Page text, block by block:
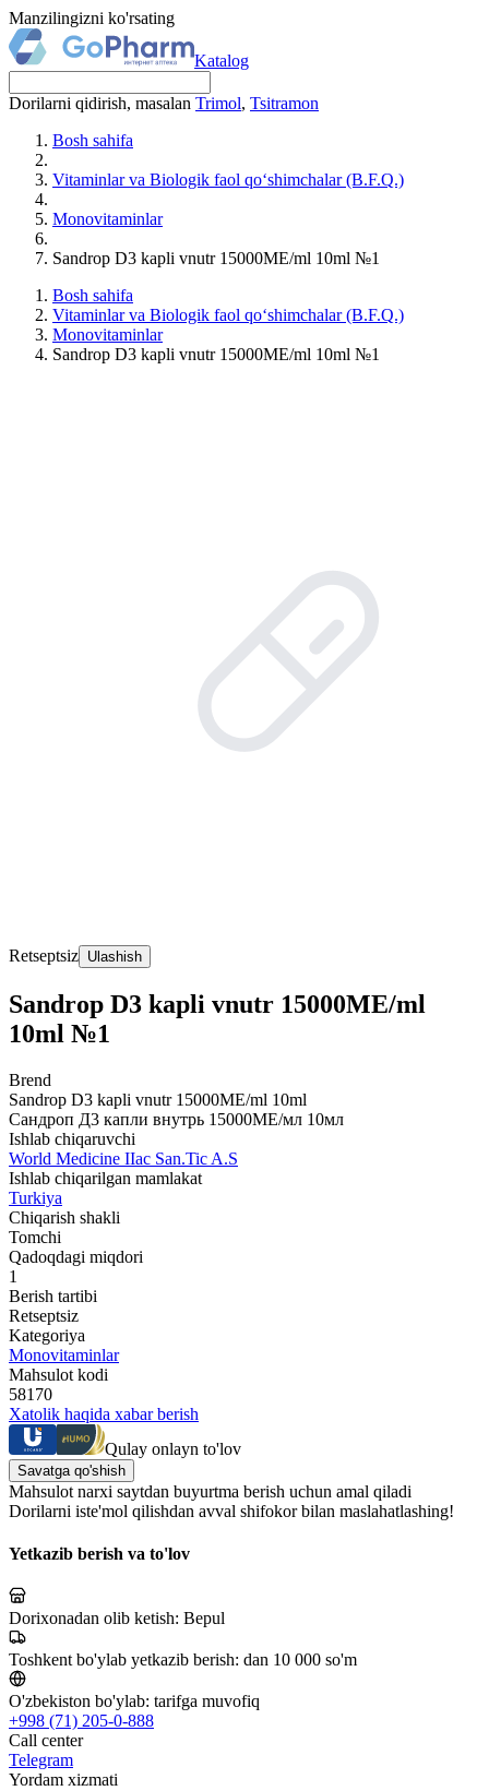
Manzilingizni ko'rsating
Katalog
Dorilarni qidirish, masalan Trimol, Tsitramon
Bosh sahifa
Vitaminlar va Biologik faol qo‘shimchalar (B.F.Q.)
Monovitaminlar
Sandrop D3 kapli vnutr 15000MЕ/ml 10ml №1
Bosh sahifa
Vitaminlar va Biologik faol qo‘shimchalar (B.F.Q.)
Monovitaminlar
Sandrop D3 kapli vnutr 15000MЕ/ml 10ml №1
Retseptsiz Ulashish
Sandrop D3 kapli vnutr 15000MЕ/ml
10ml №1
Brend
Sandrop D3 kapli vnutr 15000MЕ/ml 10ml
Сандроп Д3 капли внутрь 15000МЕ/мл 10мл
Ishlab chiqaruvchi
World Мedicine IIac San.Tic A.S
Ishlab chiqarilgan mamlakat
Turkiya
Chiqarish shakli
Tomchi
Qadoqdagi miqdori
1
Berish tartibi
Retseptsiz
Kategoriya
Monovitaminlar
Mahsulot kodi
58170
Xatolik haqida xabar berish
Qulay onlayn to'lov
Savatga qo'shish
Mahsulot narxi saytdan buyurtma berish uchun amal qiladi
Dorilarni iste'mol qilishdan avval shifokor bilan maslahatlashing!
Yetkazib berish va to'lov
Dorixonadan olib ketish: Bepul
Toshkent bo'ylab yetkazib berish: dan 10 000 so'm
O'zbekiston bo'ylab: tarifga muvofiq
+998 (71) 205-0-888
Call center
Telegram
Yordam xizmati